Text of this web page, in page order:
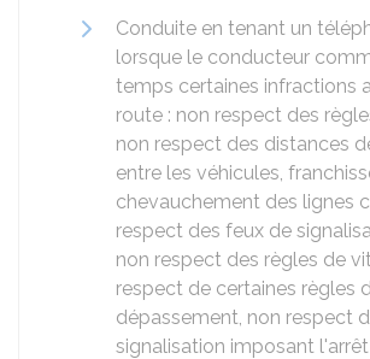
Conduite en tenant un
lorsque le conducteur
temps certaines infractions
route : non respect des
non respect des distances
entre les véhicules,
chevauchement des lignes
respect des feux de
non respect des règles de
respect de certaines règles
dépassement, non respect
signalisation imposant